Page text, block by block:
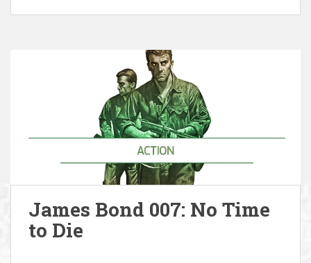
James Bond 007: No Time
to Die